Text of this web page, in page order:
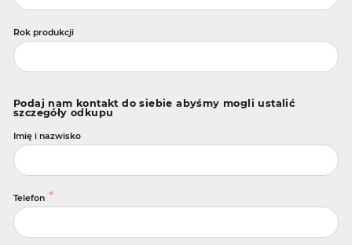
Rok produkcji
Podaj nam kontakt do siebie abyśmy mogli ustalić
szczegóły odkupu
Imię i nazwisko
Telefon *